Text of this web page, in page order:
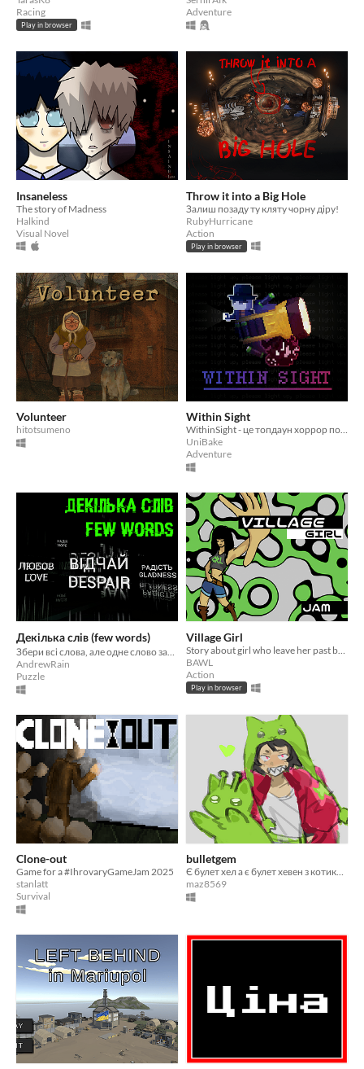
Racing
Play in browser
Adventure
Insaneless
The story of Madness
Halkind
Visual Novel
Throw it into a Big Hole
Залиш позаду ту кляту чорну діру!
RubyHurricane
Action
Play in browser
Volunteer
hitotsumeno
Within Sight
WithinSight - це топдаун хоррор побудований на механіці ліхтаря
UniBake
Adventure
Декілька слів (few words)
AndrewRain
Puzzle
Village Girl
BAWL
Action
Play in browser
Clone-out
Game for a #IhrovaryGameJam 2025
stanlatt
Survival
bulletgem
Є булет хел а є булет хевен з котиками
maz8569